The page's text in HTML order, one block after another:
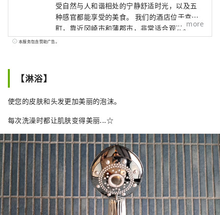
受自然与人和谐相处的宁静舒适时光，以及五
种感官都能享受的美食。 我们的酒店位于幸田
町，靠近冈崎市和蒲郡市，非常适合观光。more
本服务包含赞助广告。
【淋浴】
使您的皮肤和头发更加美丽的泡沫。
每次洗澡时都让肌肤变得美丽...☆